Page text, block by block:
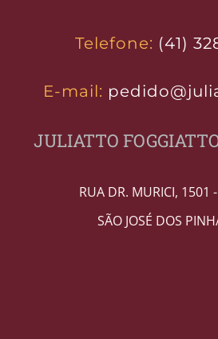
Telefone: (41)
E-mail:
JULIATTO
RUA DR. MURICI, 1501
SÃO JOSÉ DOS